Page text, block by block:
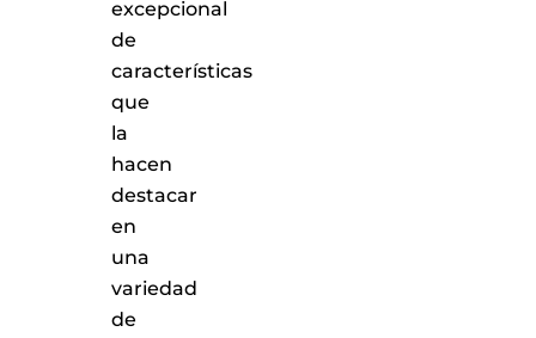
excepcional
de
características
que
la
hacen
destacar
en
una
variedad
de